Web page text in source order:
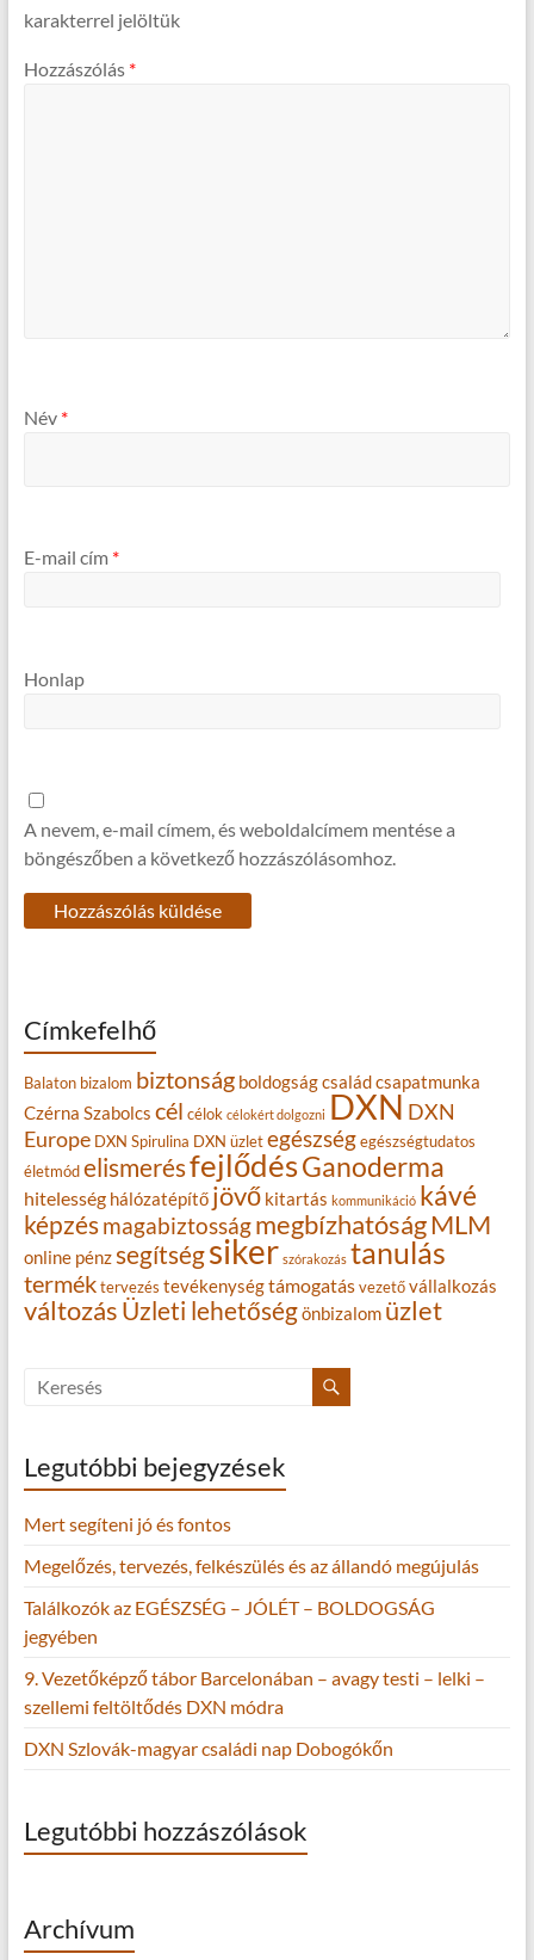
karakterrel jelöltük
Hozzászólás *
Név *
E-mail cím *
Honlap
A nevem, e-mail címem, és weboldalcímem mentése a
böngészőben a következő hozzászólásomhoz.
Címkefelhő
Balaton bizalom biztonság boldogságcsaládcsapatmunka
Czérna Szabolcs cél célok célokért dolgozni DXNDXN
Europe DXN Spirulina DXN üzlet egészség egészségtudatos
életmód elismerésfejlődésGanoderma
hitelesség hálózatépítő jövő kitartás kommunikáció kávé
képzésmagabiztosságmegbízhatóságMLM
online pénz segítségsiker szórakozás tanulás
termék tervezés tevékenységtámogatás vezető vállalkozás
változás Üzleti lehetőségönbizalom üzlet
Legutóbbi bejegyzések
Mert segíteni jó és fontos
Megelőzés, tervezés, felkészülés és az állandó megújulás
Találkozók az EGÉSZSÉG – JÓLÉT – BOLDOGSÁG
jegyében
9. Vezetőképző tábor Barcelonában – avagy testi – lelki –
szellemi feltöltődés DXN módra
DXN Szlovák-magyar családi nap Dobogókőn
Legutóbbi hozzászólások
Archívum